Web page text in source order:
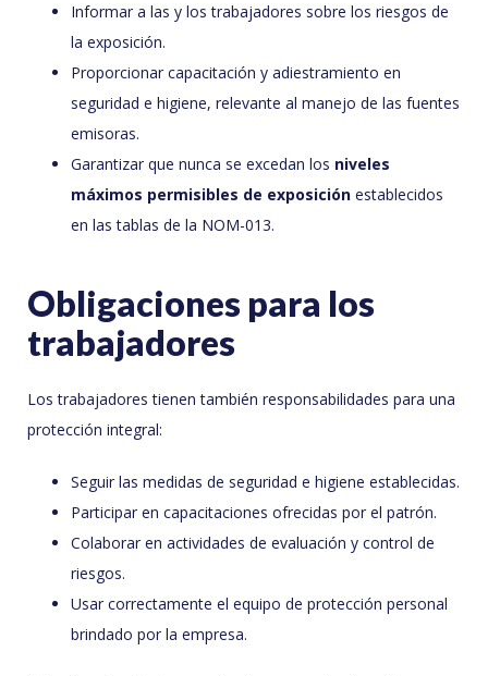
Informar a las y los trabajadores sobre los riesgos de
la exposición.
Proporcionar capacitación y adiestramiento en
seguridad e higiene, relevante al manejo de las fuentes
emisoras.
Garantizar que nunca se excedan los niveles
máximos permisibles de exposición establecidos
en las tablas de la NOM-013.
Obligaciones para los
trabajadores
Los trabajadores tienen también responsabilidades para una
protección integral:
Seguir las medidas de seguridad e higiene establecidas.
Participar en capacitaciones ofrecidas por el patrón.
Colaborar en actividades de evaluación y control de
riesgos.
Usar correctamente el equipo de protección personal
brindado por la empresa.